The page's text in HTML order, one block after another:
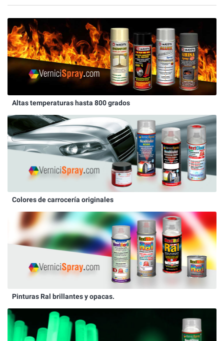
Altas temperaturas hasta 800 grados
Colores de carrocería originales
Pinturas Ral brillantes y opacas.